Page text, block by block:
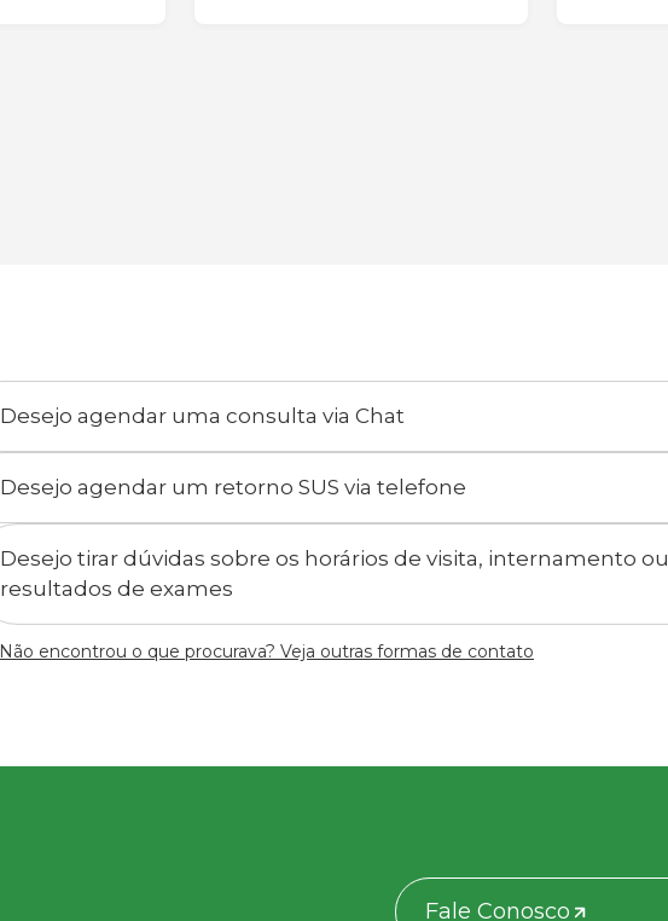
Desejo agendar uma consulta via Chat
Desejo agendar um retorno SUS via telefone
Desejo tirar dúvidas sobre os horários de visita, internamento ou
resultados de exames
Não encontrou o que procurava? Veja outras formas de contato
Fale Conosco